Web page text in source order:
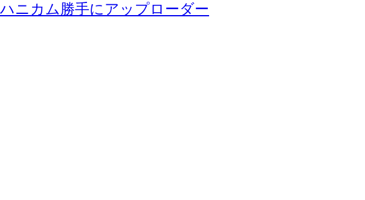
ハニカム勝手にアップローダー